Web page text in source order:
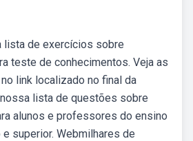
lista de exercícios sobre
teste de conhecimentos. Veja as
link localizado no final da
lista de questões sobre
alunos e professores do ensino
superior. Webmilhares de